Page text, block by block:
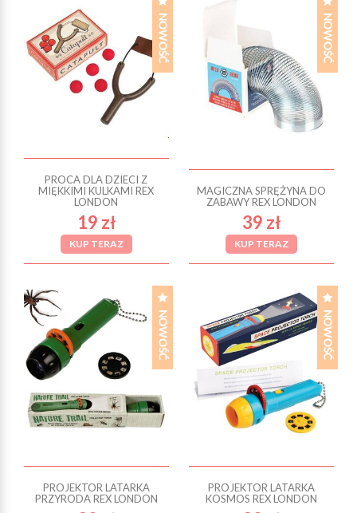
PROCA DLA DZIECI Z
MIĘKKIMI KULKAMI REX
LONDON
19 zł
KUP TERAZ
MAGICZNA SPRĘŻYNA DO
ZABAWY REX LONDON
39 zł
KUP TERAZ
PROJEKTOR LATARKA
PRZYRODA REX LONDON
PROJEKTOR LATARKA
KOSMOS REX LONDON